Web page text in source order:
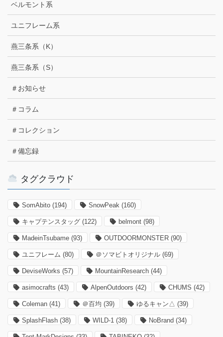
ベルモント系
ユニフレーム系
燕三条系（K）
燕三条系（S）
＃お知らせ
＃コラム
＃コレクション
＃備忘録
タグクラウド
SomAbito (194) SnowPeak (160)
キャプテンスタッグ (122) belmont (98)
MadeinTsubame (93) OUTDOORMONSTER (90)
ユニフレーム (80) ＠ソマビトオリジナル (69)
DeviseWorks (57) MountainResearch (44)
asimocrafts (43) AlpenOutdoors (42) CHUMS (42)
Coleman (41) ＠百均 (39) ゆるキャン△ (39)
SplashFlash (38) WILD-1 (38) NoBrand (34)